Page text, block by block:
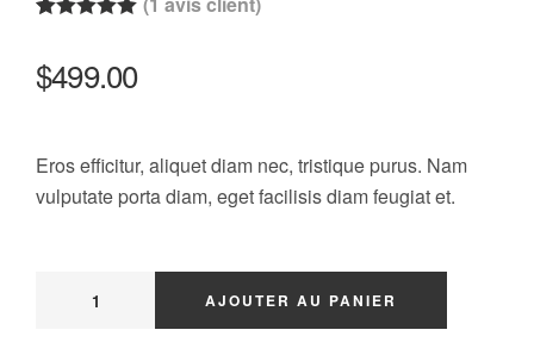
basé sur
notation
$499.00
Eros efficitur, aliquet diam nec, tristique purus. Nam
vulputate porta diam, eget facilisis diam feugiat et.
AJOUTER AU PANIER